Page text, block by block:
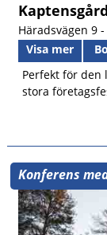
Häradsvägen 9 -
Visa mer
Perfekt för den
stora
Konferens